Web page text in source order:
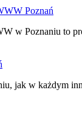
w Poznaniu to
jak w każdym